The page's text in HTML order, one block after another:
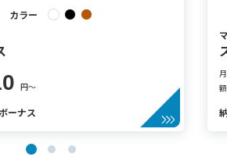
カラー
円〜
ーナス
月
額